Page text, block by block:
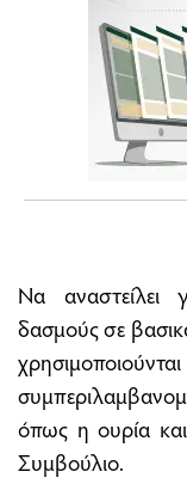
Να αναστείλει
δασμούς σε
όπως η ουρία
Συμβούλιο.